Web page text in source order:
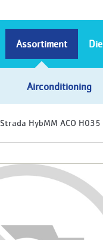
Assortiment
Airconditioning
Strada HybMM ACO